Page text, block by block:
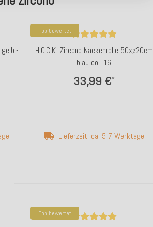
-
Top bewertet
H.O.C.K. Zircono Nackenrolle 50xø20cm
blau col. 16
33,99 €*
Lieferzeit: ca. 5-7 Werktage
Top bewertet